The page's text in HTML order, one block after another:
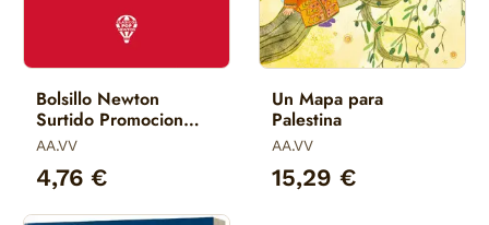
Bolsillo Newton
Surtido Promocion
1+1 Pop Tapa Dura
AA.VV
4,76 €
Un Mapa para
Palestina
AA.VV
15,29 €